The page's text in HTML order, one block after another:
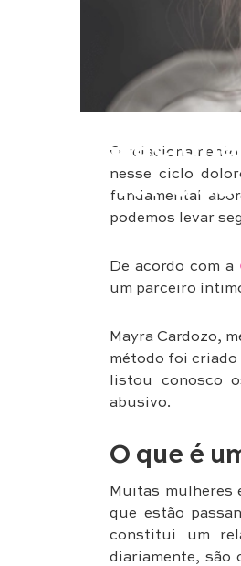
livrar e
O
nesse ciclo
fundamental
podemos levar
De acordo com a
um parceiro
Mayra Cardozo,
método foi criado
listou conosco
abusivo.
O que é
Muitas mulheres
que estão
constitui um
diariamente, são